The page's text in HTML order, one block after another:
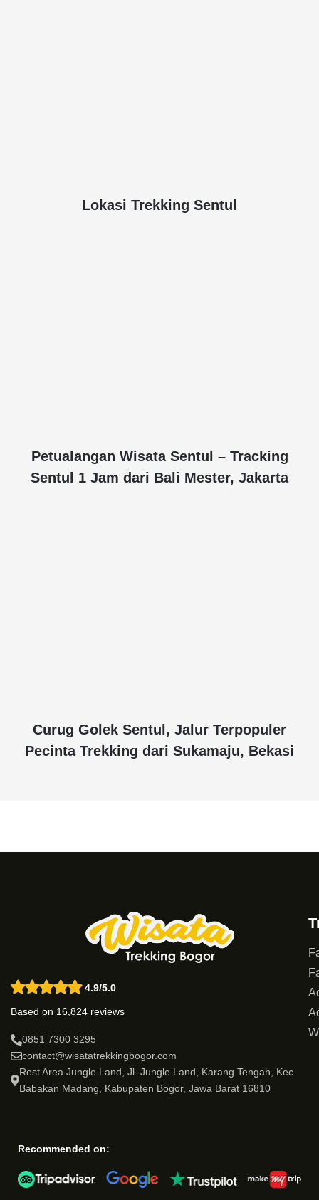
Lokasi Trekking Sentul
Petualangan Wisata Sentul – Tracking
Sentul 1 Jam dari Bali Mester, Jakarta
Curug Golek Sentul, Jalur Terpopuler
Pecinta Trekking dari Sukamaju, Bekasi
4.9/5.0
Based on 16,824 reviews
0851 7300 3295
contact@wisatatrekkingbogor.com
Rest Area Jungle Land, Jl. Jungle Land, Karang Tengah, Kec.
Babakan Madang, Kabupaten Bogor, Jawa Barat 16810
Recommended on: